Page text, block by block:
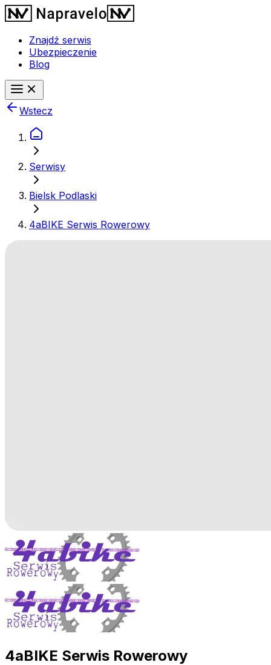
Znajdź serwis
Ubezpieczenie
Blog
Wstecz
Serwisy
Bielsk Podlaski
4aBIKE Serwis Rowerowy
4aBIKE Serwis Rowerowy